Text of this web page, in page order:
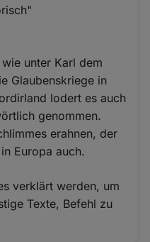
unter Karl dem
Glaubenskriege in
lodert es auch
genommen.
erahnen, der
Europa auch.
verklärt werden, um
Texte, Befehl zu